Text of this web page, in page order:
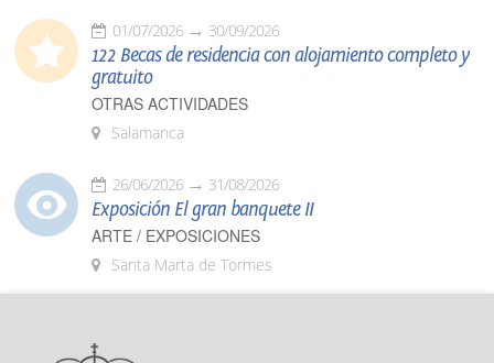
01/07/2026 30/09/2026
122 Becas de residencia con alojamiento completo y
gratuito
OTRAS ACTIVIDADES
Salamanca
26/06/2026 31/08/2026
Exposición El gran banquete II
ARTE / EXPOSICIONES
Santa Marta de Tormes